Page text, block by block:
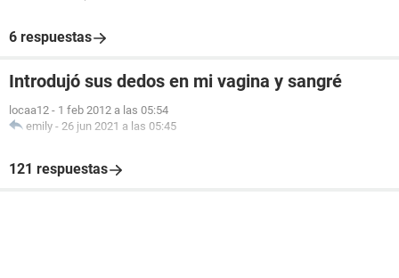
6 respuestas
Introdujó sus dedos en mi vagina y sangré
locaa12 - 1 feb 2012 a las 05:54
emily - 26 jun 2021 a las 05:45
121 respuestas